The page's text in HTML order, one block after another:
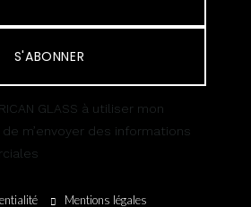
S'ABONNER
GLASS à utiliser mon
m’envoyer des informations
Mentions légales